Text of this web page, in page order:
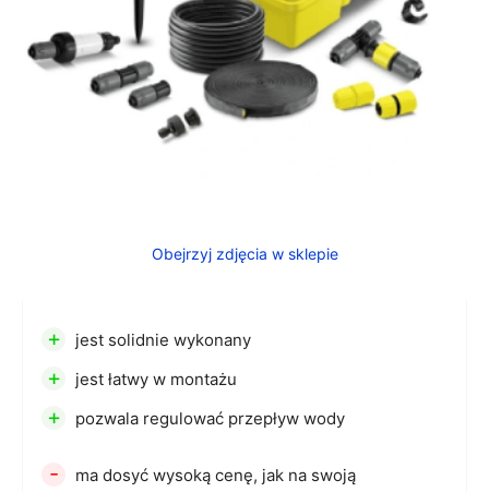
Obejrzyj zdjęcia w sklepie
+ jest solidnie wykonany
+ jest łatwy w montażu
+ pozwala regulować przepływ wody
-
ma dosyć wysoką cenę, jak na swoją